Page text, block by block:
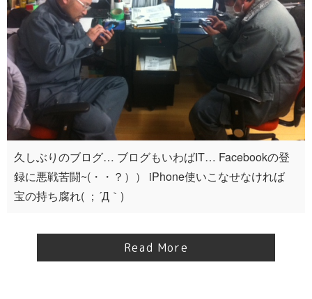
久しぶりのブログ… ブログもいわばIT… Facebookの登
録に悪戦苦闘~(・・？）） iPhone使いこなせなければ
宝の持ち腐れ( ；´Д｀)
Read More